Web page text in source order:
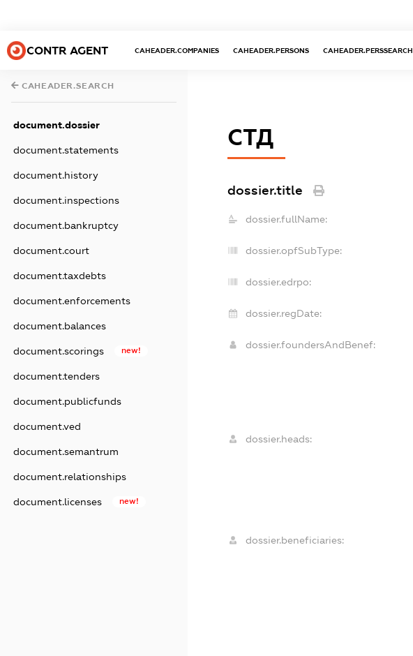
CONTR AGENT CAHEADER.COMPANIES CAHEADER.PERSONS CAHEADER.PERSSEARCH
CAHEADER.SEARCH
document.dossier
document.statements
document.history
document.inspections
document.bankruptcy
document.court
document.taxdebts
document.enforcements
document.balances
document.scorings new!
document.tenders
document.publicfunds
document.ved
document.semantrum
document.relationships
document.licenses new!
СТД
dossier.title
dossier.fullName:
dossier.opfSubType:
dossier.edrpo:
dossier.regDate:
dossier.foundersAndBenef:
dossier.heads:
dossier.beneficiaries: